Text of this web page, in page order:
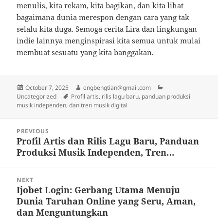
menulis, kita rekam, kita bagikan, dan kita lihat
bagaimana dunia merespon dengan cara yang tak
selalu kita duga. Semoga cerita Lira dan lingkungan
indie lainnya menginspirasi kita semua untuk mulai
membuat sesuatu yang kita banggakan.
Posted
on
October 7, 2025 Author
engbengtian@gmail.com
Uncategorized
Tags
Profil artis, rilis lagu baru, panduan produksi
musik independen, dan tren musik digital
navigation
PREVIOUS
Previous
post:
Profil Artis dan Rilis Lagu Baru, Panduan
Produksi Musik Independen, Tren…
NEXT
Next
post:
Ijobet Login: Gerbang Utama Menuju
Dunia Taruhan Online yang Seru, Aman,
dan Menguntungkan